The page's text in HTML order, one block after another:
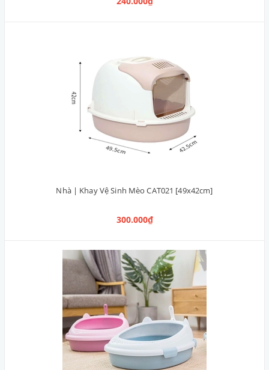
Nhà | Khay Vệ Sinh Mèo CAT021 [49x42cm]
300.000₫